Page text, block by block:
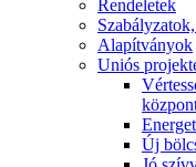
Rendeletek
Alapítványok
Uniós
Új